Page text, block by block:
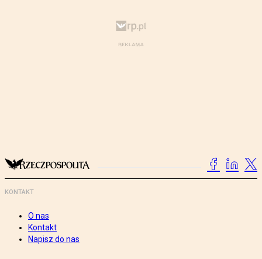
KONTAKT
O nas
Kontakt
Napisz do nas